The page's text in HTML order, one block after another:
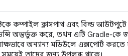
কম্পাইল ক্লাসপাথ এবং বিল্ড
অন্তর্ভুক্ত করে, তখন এটি Gradle-কে
অন্যান্য মডিউলে এক্সপোর্ট করতে